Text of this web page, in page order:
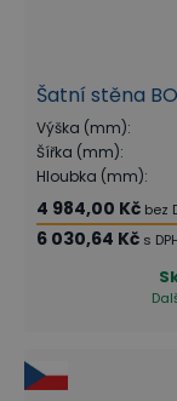
Šatní stěna
Výška (mm):
Šířka (mm):
Hloubka (mm):
4 984,00 Kč bez
6 030,64 Kč s